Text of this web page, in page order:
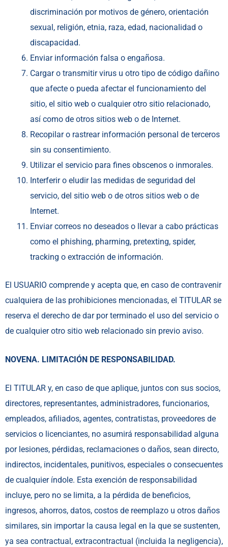
discriminación por motivos de género, orientación
sexual, religión, etnia, raza, edad, nacionalidad o
discapacidad.
Enviar información falsa o engañosa.
Cargar o transmitir virus u otro tipo de código dañino
que afecte o pueda afectar el funcionamiento del
sitio, el sitio web o cualquier otro sitio relacionado,
así como de otros sitios web o de Internet.
Recopilar o rastrear información personal de terceros
sin su consentimiento.
Utilizar el servicio para fines obscenos o inmorales.
Interferir o eludir las medidas de seguridad del
servicio, del sitio web o de otros sitios web o de
Internet.
Enviar correos no deseados o llevar a cabo prácticas
como el phishing, pharming, pretexting, spider,
tracking o extracción de información.
El USUARIO comprende y acepta que, en caso de contravenir
cualquiera de las prohibiciones mencionadas, el TITULAR se
reserva el derecho de dar por terminado el uso del servicio o
de cualquier otro sitio web relacionado sin previo aviso.
NOVENA. LIMITACIÓN DE RESPONSABILIDAD.
El TITULAR y, en caso de que aplique, juntos con sus socios,
directores, representantes, administradores, funcionarios,
empleados, afiliados, agentes, contratistas, proveedores de
servicios o licenciantes, no asumirá responsabilidad alguna
por lesiones, pérdidas, reclamaciones o daños, sean directo,
indirectos, incidentales, punitivos, especiales o consecuentes
de cualquier índole. Esta exención de responsabilidad
incluye, pero no se limita, a la pérdida de beneficios,
ingresos, ahorros, datos, costos de reemplazo u otros daños
similares, sin importar la causa legal en la que se sustenten,
ya sea contractual, extracontractual (incluida la negligencia),